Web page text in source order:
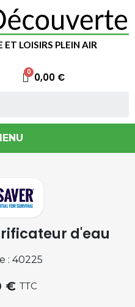
LOISIRS PLEIN AIR
0,00 €
d'eau
: 40225
€ TTC